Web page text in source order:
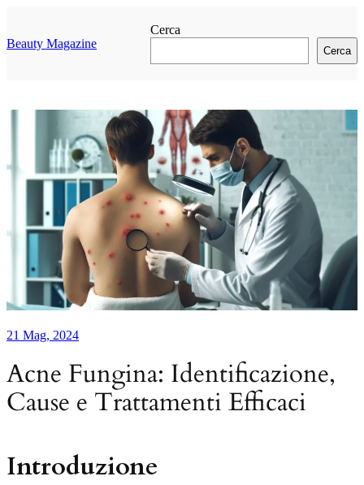
contenuto
Beauty Magazine
Cerca
Cerca
21 Mag, 2024
Acne Fungina: Identificazione,
Cause e Trattamenti Efficaci
Introduzione